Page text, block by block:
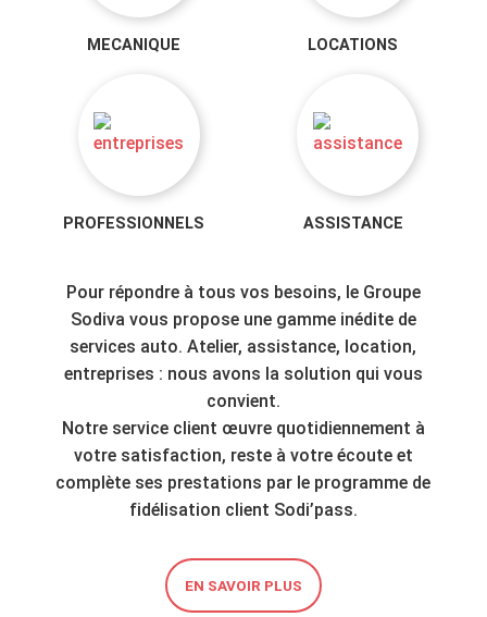
MECANIQUE LOCATIONS
PROFESSIONNELS ASSISTANCE
Pour répondre à tous vos besoins, le Groupe
Sodiva vous propose une gamme inédite de
services auto. Atelier, assistance, location,
entreprises : nous avons la solution qui vous
convient.
Notre service client œuvre quotidiennement à
votre satisfaction, reste à votre écoute et
complète ses prestations par le programme de
fidélisation client Sodi’pass.
EN SAVOIR PLUS